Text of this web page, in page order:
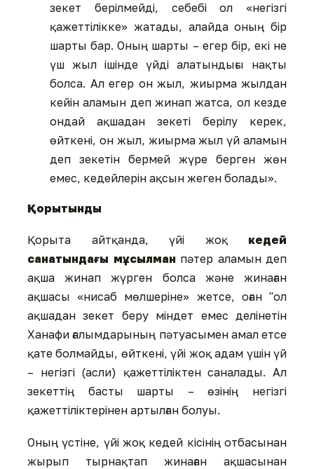
зекет берілмейді, себебі ол «негізгі
қажеттілікке» жатады, алайда оның бір
шарты бар. Оның шарты – егер бір, екі не
үш жыл ішінде үйді алатындығы нақты
болса. Ал егер он жыл, жиырма жылдан
кейін аламын деп жинап жатса, ол кезде
ондай ақшадан зекеті берілу керек,
өйткені, он жыл, жиырма жыл үй аламын
деп зекетін бермей жүре берген жөн
емес, кедейлерін ақсын жеген болады».
Қорытынды
Қорыта айтқанда, үйі жоқ кедей
санатындағы мұсылман пәтер аламын деп
ақша жинап жүрген болса және жинаған
ақшасы «нисаб мөлшеріне» жетсе, оған "ол
ақшадан зекет беру міндет емес делінетін
Ханафи ғалымдарының пәтуасымен амал етсе
қате болмайды, өйткені, үйі жоқ адам үшін үй
– негізгі (асли) қажеттіліктен саналады. Ал
зекеттің басты шарты – өзінің негізгі
қажеттіліктерінен артылған болуы.
Оның үстіне, үйі жоқ кедей кісінің отбасынан
жырып тырнақтап жинаған ақшасынан